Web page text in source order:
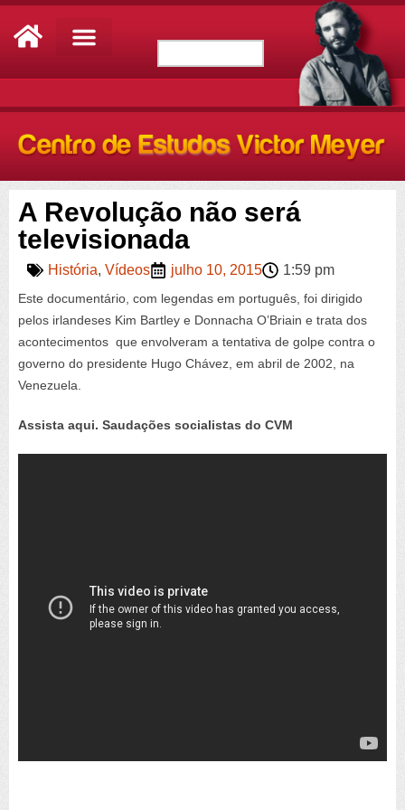
A Revolução não será
televisionada
História, Vídeos julho 10, 2015 1:59 pm
Este documentário, com legendas em português, foi dirigido
pelos irlandeses Kim Bartley e Donnacha O’Briain e trata dos
acontecimentos que envolveram a tentativa de golpe contra o
governo do presidente Hugo Chávez, em abril de 2002, na
Venezuela.
Assista aqui. Saudações socialistas do CVM